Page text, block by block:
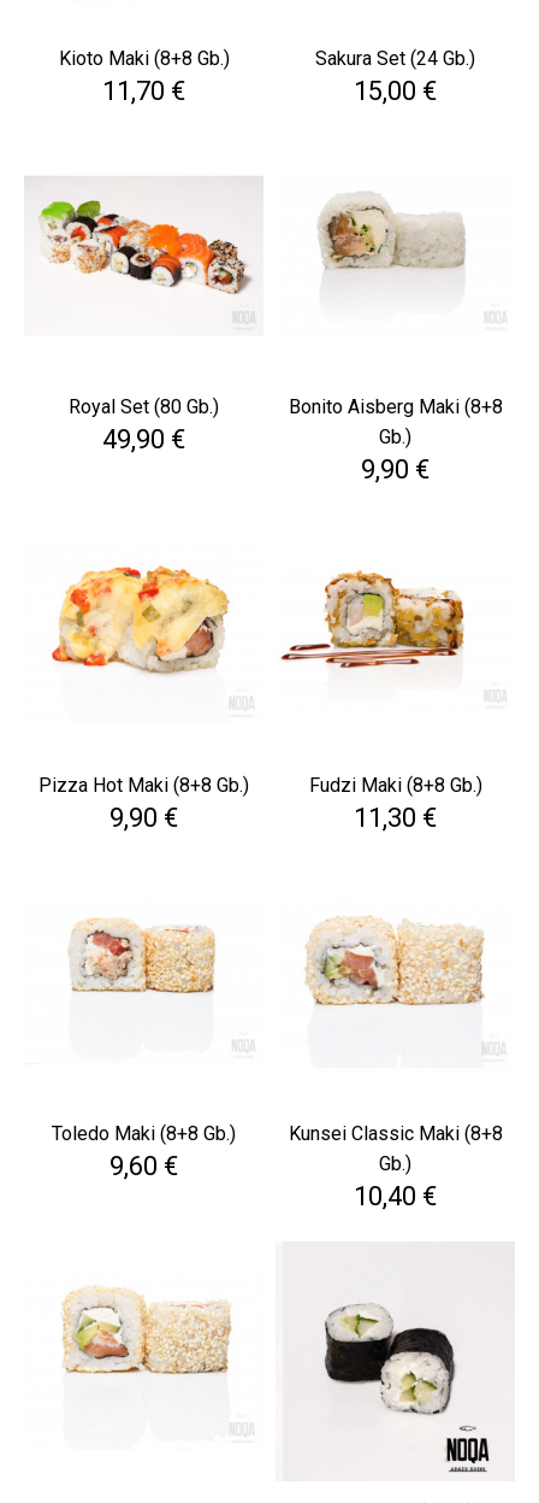
Kioto Maki (8+8 Gb.)
Cena
11,70 €
Sakura Set (24 Gb.)
Cena
15,00 €
Royal Set (80 Gb.)
Cena
49,90 €
Bonito Aisberg Maki (8+8
Gb.)
Cena
9,90 €
Pizza Hot Maki (8+8 Gb.)
Cena
9,90 €
Fudzi Maki (8+8 Gb.)
Cena
11,30 €
Toledo Maki (8+8 Gb.)
Cena
9,60 €
Kunsei Classic Maki (8+8
Gb.)
Cena
10,40 €